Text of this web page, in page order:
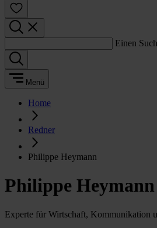
Einen
Menü
Home
Redner
Philippe Heymann
Philippe Heymann
Experte für Wirtschaft, Kommunikation